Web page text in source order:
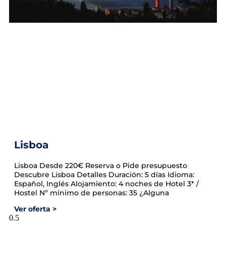
Lisboa
Lisboa​ Desde 220€ Reserva o Pide presupuesto
Descubre Lisboa​ Detalles Duración: 5 días Idioma:
Español, Inglés Alojamiento: 4 noches de Hotel 3* /
Hostel Nº mínimo de personas: 35 ¿Alguna
Ver oferta >